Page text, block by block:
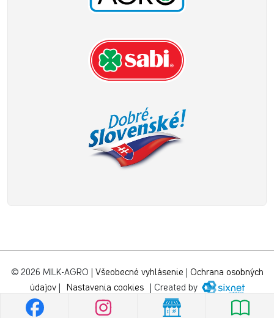
© 2026 MILK-AGRO Všeobecné vyhlásenie
Ochrana osobných
údajov| Nastavenia cookies Created by